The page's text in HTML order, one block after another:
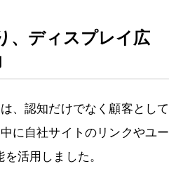
、ディスプレイ広
、認知だけでなく顧客として
に自社サイトのリンクやユー
活用しました。